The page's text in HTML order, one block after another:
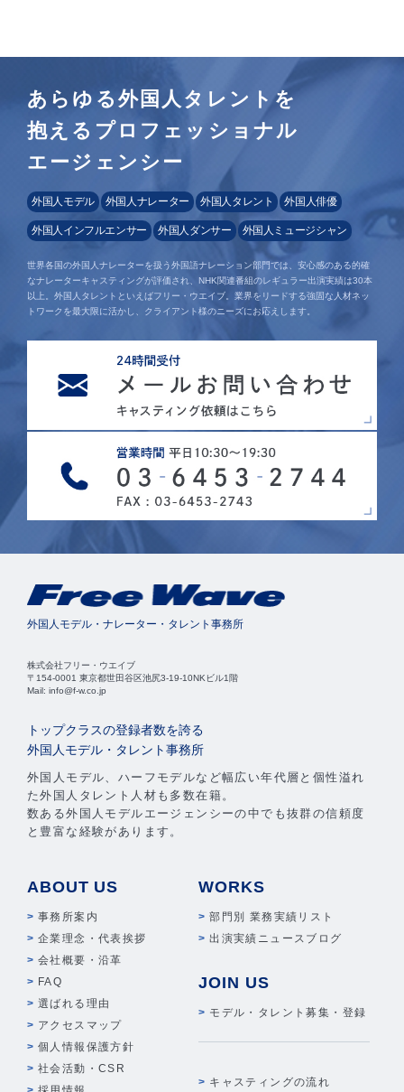
あらゆる外国人タレントを
抱えるプロフェッショナル
エージェンシー
外国人モデル 外国人ナレーター 外国人タレント 外国人俳優
外国人インフルエンサー 外国人ダンサー 外国人ミュージシャン
世界各国の外国人ナレーターを扱う外国語ナレーション部門では、安心感のある的確
なナレーターキャスティングが評価され、NHK関連番組のレギュラー出演実績は30本
以上。外国人タレントといえばフリー・ウエイブ。業界をリードする強固な人材ネッ
トワークを最大限に活かし、クライアント様のニーズにお応えします。
外国人モデル・ナレーター・タレント事務所
株式会社フリー・ウエイブ
〒154-0001 東京都世田谷区池尻3-19-10NKビル1階
Mail: info@f-w.co.jp
トップクラスの登録者数を誇る
外国人モデル・タレント事務所
外国人モデル、ハーフモデルなど幅広い年代層と個性溢れ
た外国人タレント人材も多数在籍。
数ある外国人モデルエージェンシーの中でも抜群の信頼度
と豊富な経験があります。
ABOUT US
事務所案内
企業理念・代表挨拶
会社概要・沿革
FAQ
選ばれる理由
アクセスマップ
個人情報保護方針
社会活動・CSR
WORKS
部門別 業務実績リスト
出演実績ニュースブログ
JOIN US
モデル・タレント募集・登録
キャスティングの流れ